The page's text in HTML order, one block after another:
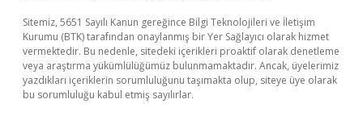
Sitemiz, 5651 Sayılı Kanun gereğince Bilgi Teknolojileri ve İletişim
Kurumu (BTK) tarafından onaylanmış bir Yer Sağlayıcı olarak hizmet
vermektedir. Bu nedenle, sitedeki içerikleri proaktif olarak denetleme
veya araştırma yükümlülüğümüz bulunmamaktadır. Ancak, üyelerimiz
yazdıkları içeriklerin sorumluluğunu taşımakta olup, siteye üye olarak
bu sorumluluğu kabul etmiş sayılırlar.